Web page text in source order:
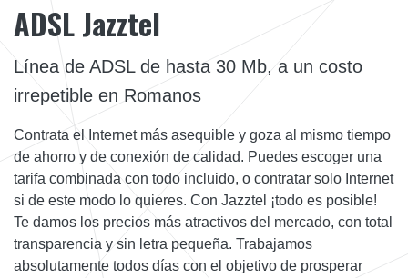
ADSL Jazztel
Línea de ADSL de hasta 30 Mb, a un costo
irrepetible en Romanos
Contrata el Internet más asequible y goza al mismo tiempo
de ahorro y de conexión de calidad. Puedes escoger una
tarifa combinada con todo incluido, o contratar solo Internet
si de este modo lo quieres. Con Jazztel ¡todo es posible!
Te damos los precios más atractivos del mercado, con total
transparencia y sin letra pequeña. Trabajamos
absolutamente todos días con el objetivo de prosperar